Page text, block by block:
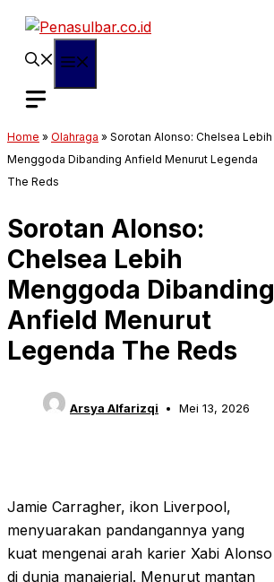
Langsung
Home » Olahraga » Sorotan Alonso: Chelsea Lebih
Menggoda Dibanding Anfield Menurut Legenda
The Reds
Sorotan Alonso:
Chelsea Lebih
Menggoda Dibanding
Anfield Menurut
Legenda The Reds
Arsya Alfarizqi Mei 13, 2026
Jamie Carragher, ikon Liverpool,
menyuarakan pandangannya yang
kuat mengenai arah karier Xabi Alonso
di dunia manajerial. Menurut mantan